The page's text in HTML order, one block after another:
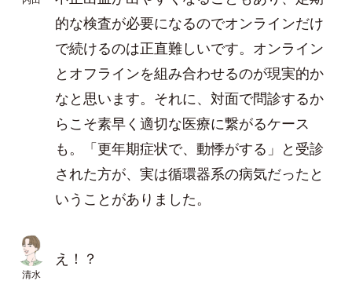
的な検査が必要になるのでオンラインだけ
で続けるのは正直難しいです。オンライン
とオフラインを組み合わせるのが現実的か
なと思います。それに、対面で問診するか
らこそ素早く適切な医療に繋がるケース
も。「更年期症状で、動悸がする」と受診
された方が、実は循環器系の病気だったと
いうことがありました。
清水
え！？